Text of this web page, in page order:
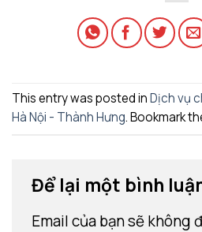
This entry was posted inDịch vụ
Hà Nội - Thành Hưng. Bookmark
Để lại một bình
Email của bạn sẽ không